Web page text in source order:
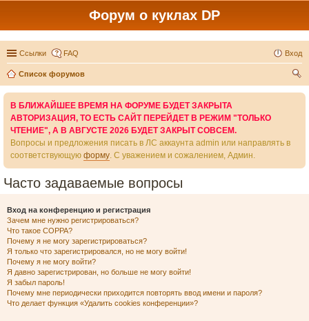
Форум о куклах DP
Ссылки FAQ Вход
Список форумов
В БЛИЖАЙШЕЕ ВРЕМЯ НА ФОРУМЕ БУДЕТ ЗАКРЫТА
АВТОРИЗАЦИЯ, ТО ЕСТЬ САЙТ ПЕРЕЙДЕТ В РЕЖИМ "ТОЛЬКО
ЧТЕНИЕ", А В АВГУСТЕ 2026 БУДЕТ ЗАКРЫТ СОВСЕМ.
Вопросы и предложения писать в ЛС аккаунта admin или направлять в
соответствующую форму. С уважением и сожалением, Админ.
Часто задаваемые вопросы
Вход на конференцию и регистрация
Зачем мне нужно регистрироваться?
Что такое COPPA?
Почему я не могу зарегистрироваться?
Я только что зарегистрировался, но не могу войти!
Почему я не могу войти?
Я давно зарегистрирован, но больше не могу войти!
Я забыл пароль!
Почему мне периодически приходится повторять ввод имени и пароля?
Что делает функция «Удалить cookies конференции»?